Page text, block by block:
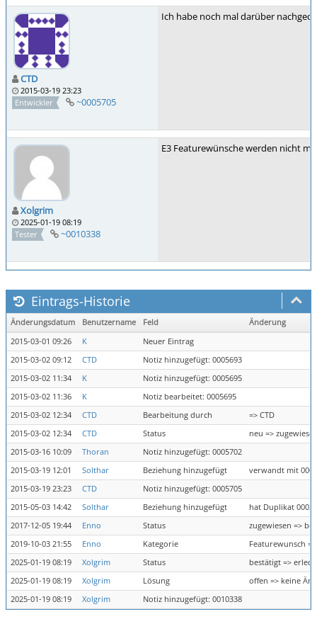
CTD
2015-03-19 23:23
Entwickler
~0005705
Ich habe noch mal darüber
Xolgrim
2025-01-19 08:19
Tester
~0010338
E3 Featurewünsche werden nicht
Eintrags-Historie
Änderungsdatum Benutzername Feld
Änderung
2015-03-01 09:26
K
Neuer Eintrag
2015-03-02 09:12
CTD
Notiz hinzugefügt: 0005693
2015-03-02 11:34
K
Notiz hinzugefügt: 0005695
2015-03-02 11:36
K
Notiz bearbeitet: 0005695
2015-03-02 12:34
CTD Bearbeitung durch
=> CTD
2015-03-02 12:34
CTD Status
neu =>
2015-03-16 10:09
Thoran
Notiz hinzugefügt: 0005702
2015-03-19 12:01
Solthar Beziehung hinzugefügt
verwandt mit
2015-03-19 23:23
CTD
Notiz hinzugefügt: 0005705
2015-05-03 14:42
Solthar Beziehung hinzugefügt
hat Duplikat
2017-12-05 19:44
Enno Status
zugewiesen =>
2019-10-03 21:55
Enno Kategorie
Featurewunsch
2025-01-19 08:19
Xolgrim Status
bestätigt =>
2025-01-19 08:19
Xolgrim Lösung
offen => keine
2025-01-19 08:19
Xolgrim Notiz hinzugefügt: 0010338